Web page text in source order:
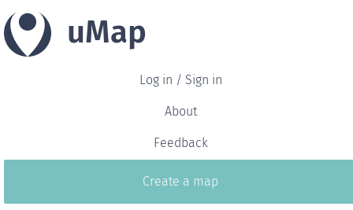
uMap
Log in / Sign in
About
Feedback
Create a map